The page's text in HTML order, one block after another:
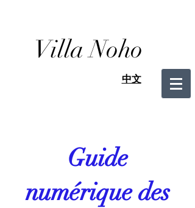
Villa Noho
中文
Guide
numérique des